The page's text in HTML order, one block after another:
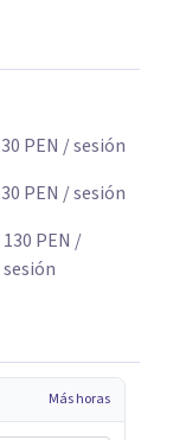
PEN / sesión
PEN / sesión
130 PEN /
sesión
Más horas